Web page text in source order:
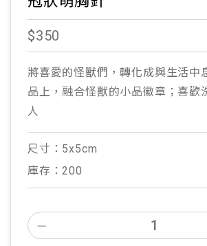
$350
將喜愛的怪獸們，轉化成與生活中
品上，融合怪獸的小品徽章；喜歡
人
尺寸：5x5cm
庫存：200